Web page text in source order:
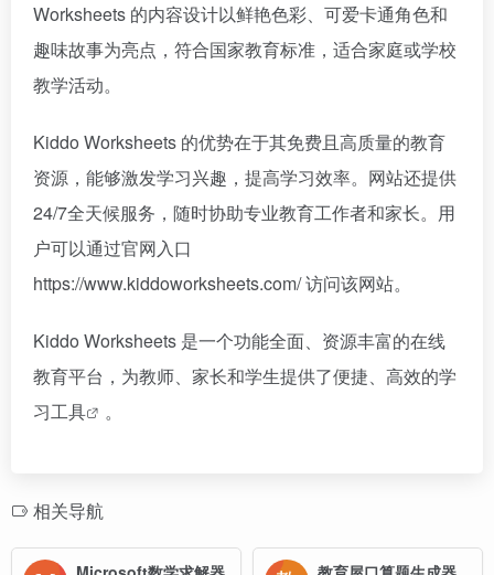
Worksheets 的内容设计以鲜艳色彩、可爱卡通角色和
趣味故事为亮点，符合国家教育标准，适合家庭或学校
教学活动。
Kiddo Worksheets 的优势在于其免费且高质量的教育
资源，能够激发学习兴趣，提高学习效率。网站还提供
24/7全天候服务，随时协助专业教育工作者和家长。用
户可以通过官网入口
https://www.kiddoworksheets.com/ 访问该网站。
Kiddo Worksheets 是一个功能全面、资源丰富的在线
教育平台，为教师、家长和学生提供了便捷、高效的学
习工具
。
相关导航